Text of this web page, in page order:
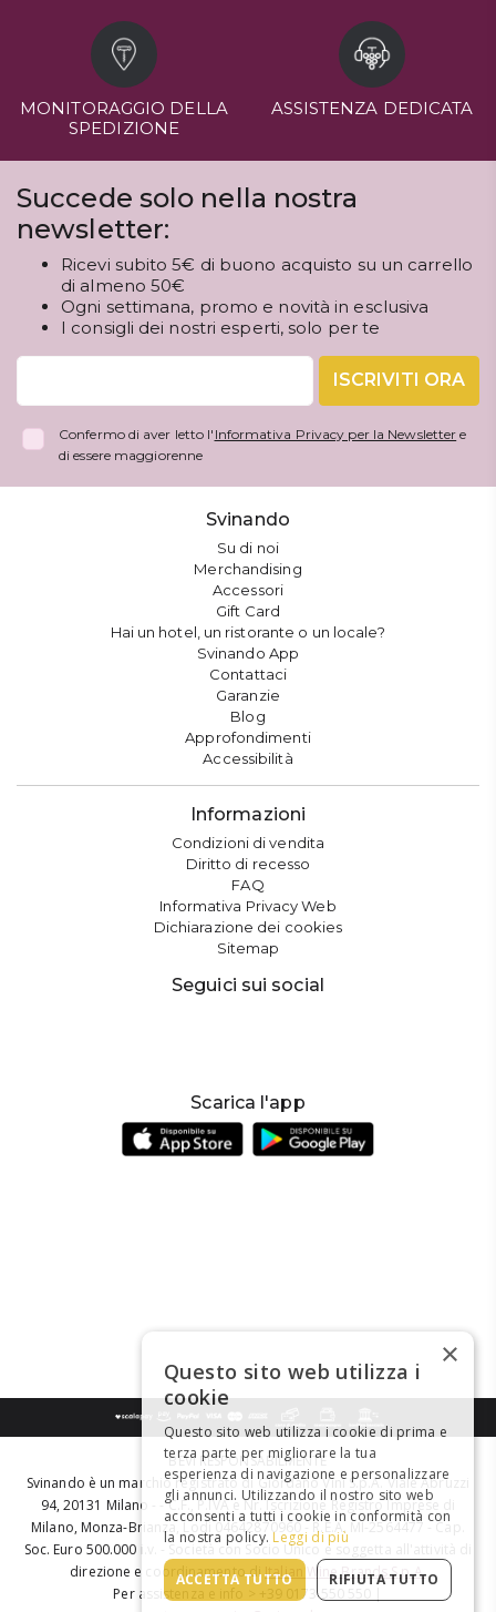
MONITORAGGIO DELLA
SPEDIZIONE
ASSISTENZA DEDICATA
Succede solo nella nostra
newsletter:
Ricevi subito 5€ di buono acquisto su un carrello
di almeno 50€
Ogni settimana, promo e novità in esclusiva
I consigli dei nostri esperti, solo per te
ISCRIVITI ORA
Confermo di aver letto l' Informativa Privacy per la Newsletter e
di essere maggiorenne
Svinando
Su di noi
Merchandising
Accessori
Gift Card
Hai un hotel, un ristorante o un locale?
Svinando App
Contattaci
Garanzie
Blog
Approfondimenti
Accessibilità
Informazioni
Condizioni di vendita
Diritto di recesso
FAQ
Informativa Privacy Web
Dichiarazione dei cookies
Sitemap
Seguici sui social
Scarica l'app
BEVI RESPONSABILMENTE
Svinando è un marchio registrato di Giordano Vini S.p.A. Viale Abruzzi
94, 20131 Milano - - C.F., P.IVA e Nr. Iscrizione Registro Imprese di
Milano, Monza-Brianza, Lodi 04642870960 - R.E.A. MI-2564477 - Cap.
Soc. Euro 500.000 i.v. - Società con Socio Unico e soggetta all'attività di
direzione e coordinamento diItalian Wine Brands S.p.A.
Per assistenza e info > +39 0173 550 550 |
×
Questo sito web utilizza i
cookie
Questo sito web utilizza i cookie di prima e
terza parte per migliorare la tua
esperienza di navigazione e personalizzare
gli annunci. Utilizzando il nostro sito web
acconsenti a tutti i cookie in conformità con
la nostra policy. Leggi di più
ACCETTA TUTTO RIFIUTA TUTTO